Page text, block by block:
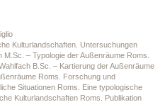
Kulturlandschaften. Untersuchungen
M.Sc. – Typologie der Außenräume Roms.
B.Sc. – Kartierung der Außenräume
Roms. Forschung und
Situationen Roms. Eine typologische
Kulturlandschaften Roms. Publikation